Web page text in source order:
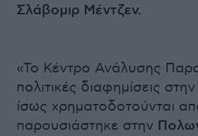
Σλάβομιρ Μέντζεν.
«Το Κέντρο Ανάλυσης
πολιτικές διαφημίσεις
ίσως χρηματοδοτούνται
παρουσιάστηκε στην